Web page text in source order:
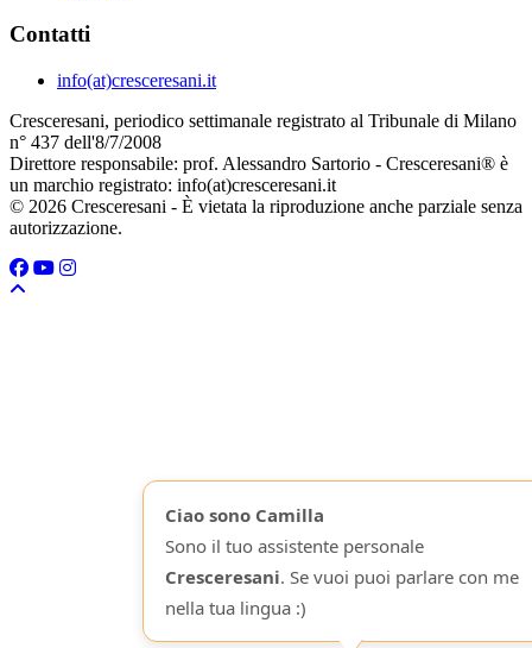
Contatti
info(at)cresceresani.it
Cresceresani, periodico settimanale registrato al Tribunale di Milano
n° 437 dell'8/7/2008
Direttore responsabile: prof. Alessandro Sartorio - Cresceresani® è
un marchio registrato: info(at)cresceresani.it
© 2026 Cresceresani - È vietata la riproduzione anche parziale senza
autorizzazione.
Ciao sono Camilla
Sono il tuo assistente personale
Cresceresani. Se vuoi puoi parlare con me
nella tua lingua :)